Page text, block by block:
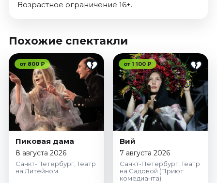
Возрастное ограничение 16+.
Похожие спектакли
от 800 ₽
Пиковая дама
8 августа 2026
Санкт-Петербург, Театр
на Литейном
от 1 100 ₽
Вий
7 августа 2026
Санкт-Петербург, Театр
на Садовой (Приют
комедианта)